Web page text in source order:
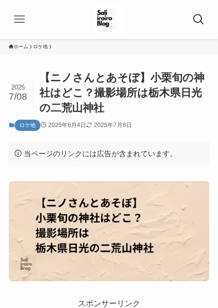
ホーム ロケ地
【ニノさんとあそぼ】小栗旬の神
社はどこ？撮影場所は栃木県日光
の二荒山神社
2025
7/08
ロケ地 2025年6月4日 2025年7月8日
当ページのリンクには広告が含まれています。
スポンサーリンク